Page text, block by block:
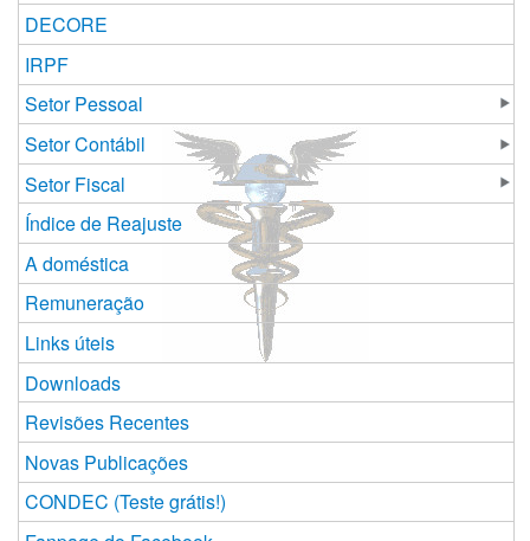
DECORE
IRPF
Setor Pessoal
Setor Contábil
Setor Fiscal
Índice de Reajuste
A doméstica
Remuneração
Links úteis
Downloads
Revisões Recentes
Novas Publicações
CONDEC (Teste grátis!)